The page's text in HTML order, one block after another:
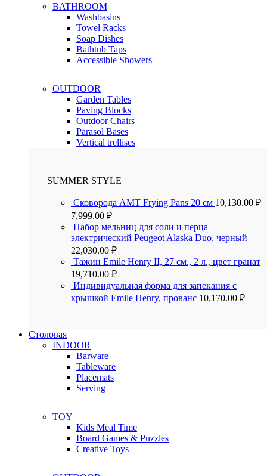
BATHROOM
Washbasins
Towel Racks
Soap Dishes
Bathtub Taps
Accessible Showers
OUTDOOR
Garden Tables
Paving Blocks
Outdoor Chairs
Parasol Bases
Vertical trellises
SUMMER STYLE
Сковорода AMT Frying Pans 20 см 10,130.00₽
7,999.00 ₽
Набор мельниц для соли и перца
электрический Peugeot Alaska Duo, черный
22,030.00 ₽
Тажин Emile Henry II, 27 см., 2 л., цвет гранат
19,710.00 ₽
Индивидуальная форма для запекания с
крышкой Emile Henry, прованс 10,170.00 ₽
Столовая
INDOOR
Barware
Tableware
Placemats
Serving
TOY
Kids Meal Time
Board Games & Puzzles
Creative Toys